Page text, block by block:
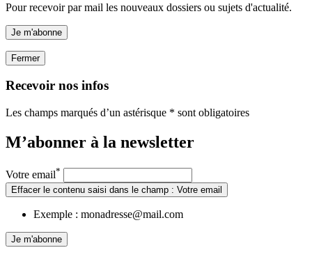
Pour recevoir par mail les nouveaux dossiers ou sujets d'actualité.
Je m'abonne
Fermer
Recevoir nos infos
Les champs marqués d’un astérisque * sont obligatoires
M’abonner à la newsletter
Votre email*
Effacer le contenu saisi dans le champ : Votre email
Exemple : monadresse@mail.com
Je m'abonne